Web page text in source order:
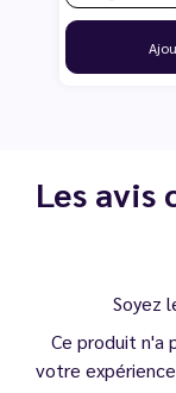
Les avis
Soyez
Ce produit n'a
votre